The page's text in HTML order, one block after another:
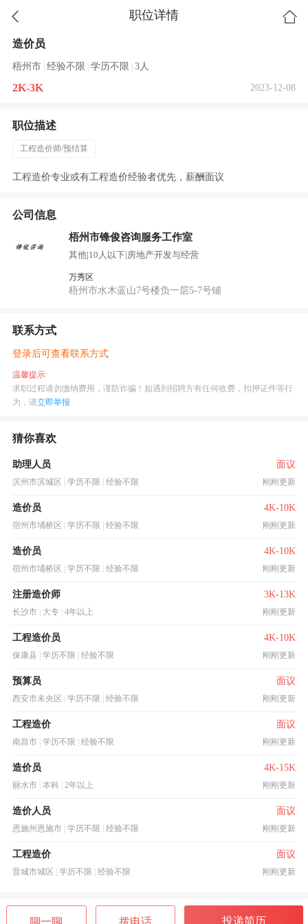
职位详情
聊一聊 拨电话 投递简历
造价员
梧州市 经验不限 学历不限 3人
2K-3K 2023-12-08
职位描述
工程造价师/预结算
工程造价专业或有工程造价经验者优先，薪酬面议
公司信息
梧州市锋俊咨询服务工作室
其他|10人以下|房地产开发与经营
万秀区
梧州市水木蓝山7号楼负一层5-7号铺
联系方式
登录后可查看联系方式
温馨提示
求职过程请勿缴纳费用，谨防诈骗！如遇到招聘方有任何收费，扣押证件等行
为，请立即举报
猜你喜欢
助理人员 面议
滨州市滨城区 学历不限 经验不限 刚刚更新
造价员 4K-10K
宿州市埇桥区 学历不限 经验不限 刚刚更新
造价员 4K-10K
宿州市埇桥区 学历不限 经验不限 刚刚更新
注册造价师 3K-13K
长沙市 大专 4年以上 刚刚更新
工程造价员 4K-10K
保康县 学历不限 经验不限 刚刚更新
预算员 面议
西安市未央区 学历不限 经验不限 刚刚更新
工程造价 面议
南昌市 学历不限 经验不限 刚刚更新
造价员 4K-15K
丽水市 本科 2年以上 刚刚更新
造价人员 面议
恩施州恩施市 学历不限 经验不限 刚刚更新
工程造价 面议
晋城市城区 学历不限 经验不限 刚刚更新